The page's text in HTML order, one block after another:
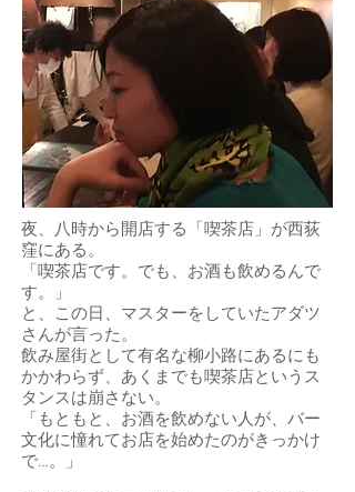
夜、八時から開店する「喫茶店」が西荻
窪にある。
「喫茶店です。でも、お酒も飲めるんで
す。」
と、この日、マスターをしていたアダツ
さんが言った。
飲み屋街として有名な柳小路にあるにも
かかわらず、あくまでも喫茶店というス
タンスは崩さない。
「もともと、お酒を飲めない人が、バー
文化に憧れてお店を始めたのがきっかけ
で…。」